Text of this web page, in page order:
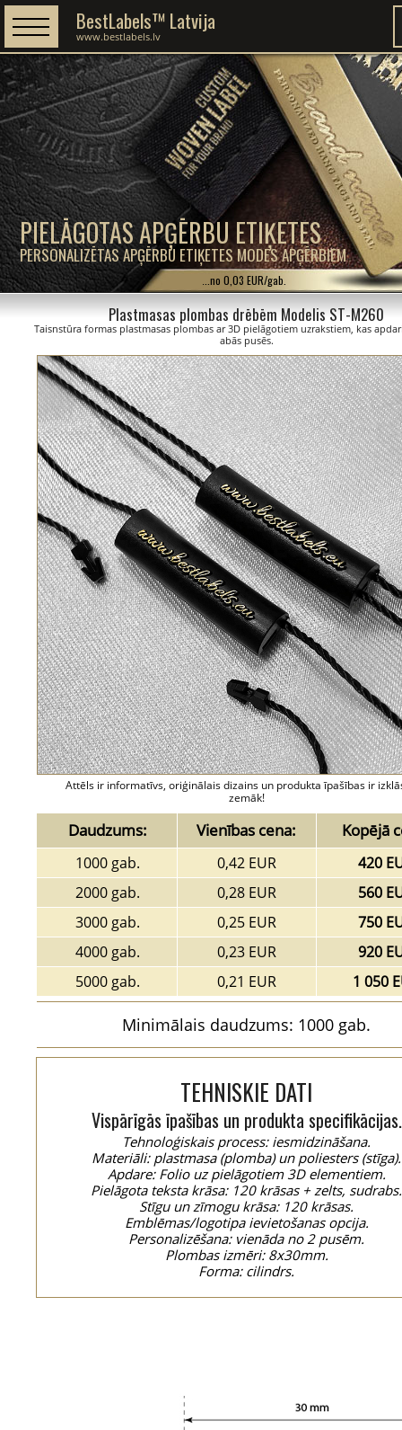
PIELĀGOTAS APĢĒRBU ETIĶETES
PERSONALIZĒTAS APĢĒRBU ETIĶETES MODES APĢĒRBIEM
BestLabels™ Latvija
www.bestlabels.lv
...no 0,03 EUR/gab.
Plastmasas plombas drēbēm Modelis ST-M260
Taisnstūra formas plastmasas plombas ar 3D pielāgotiem uzrakstiem, kas
abās pusēs.
Attēls ir informatīvs, oriģinālais dizains un produkta īpašības ir
zemāk!
Daudzums: Vienības cena: Kopējā
1000 gab. 0,42 EUR
420
2000 gab.
0,28 EUR
560
3000 gab.
0,25 EUR
750
4000 gab.
0,23 EUR
920
5000 gab.
0,21 EUR 1 050
Minimālais daudzums: 1000 gab.
TEHNISKIE DATI
Vispārīgās īpašības un produkta specifikācijas.
Tehnoloģiskais process: iesmidzināšana.
Materiāli: plastmasa (plomba) un poliesters (stīga).
Apdare: Folio uz pielāgotiem 3D elementiem.
Pielāgota teksta krāsa: 120 krāsas + zelts, sudrabs.
Stīgu un zīmogu krāsa: 120 krāsas.
Emblēmas/logotipa ievietošanas opcija.
Personalizēšana: vienāda no 2 pusēm.
Plombas izmēri: 8x30mm.
Forma: cilindrs.